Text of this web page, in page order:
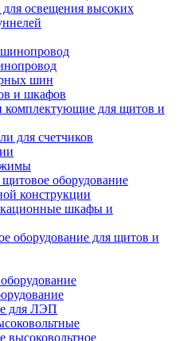
освещения высоких
шин
и шкафов
комплектующие для щитов и
для счетчиков
оборудование
конструкции
шкафы и
оборудование для щитов и
для ЛЭП
высоковольтное